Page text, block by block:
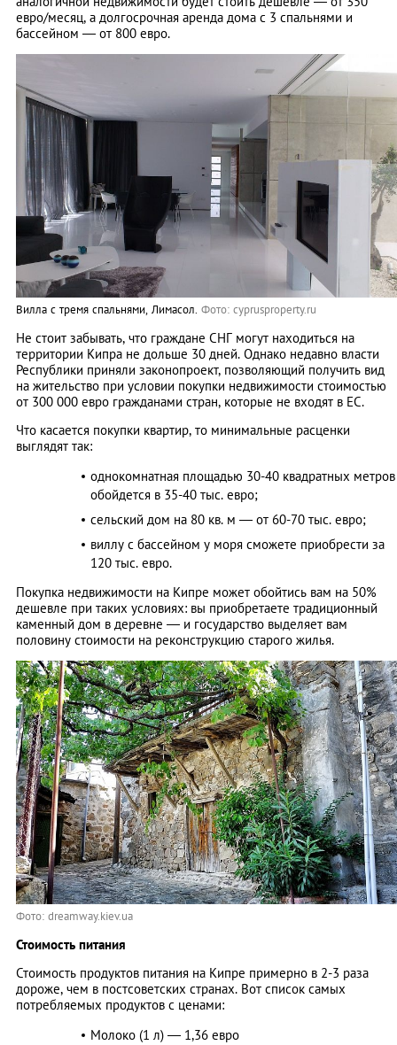
евро/месяц, а долгосрочная аренда дома с 3 спальнями и
бассейном — от 800 евро.
Вилла с тремя спальнями, Лимасол. Фото: cyprusproperty.ru
Не стоит забывать, что граждане СНГ могут находиться на
территории Кипра не дольше 30 дней. Однако недавно власти
Республики приняли законопроект, позволяющий получить вид
на жительство при условии покупки недвижимости стоимостью
от 300 000 евро гражданами стран, которые не входят в ЕС.
Что касается покупки квартир, то минимальные расценки
выглядят так:
однокомнатная площадью 30-40 квадратных метров
обойдется в 35-40 тыс. евро;
сельский дом на 80 кв. м — от 60-70 тыс. евро;
виллу с бассейном у моря сможете приобрести за
120 тыс. евро.
Покупка недвижимости на Кипре может обойтись вам на 50%
дешевле при таких условиях: вы приобретаете традиционный
каменный дом в деревне — и государство выделяет вам
половину стоимости на реконструкцию старого жилья.
Фото: dreamway.kiev.ua
Стоимость питания
Стоимость продуктов питания на Кипре примерно в 2-3 раза
дороже, чем в постсоветских странах. Вот список самых
потребляемых продуктов с ценами:
Молоко (1 л) — 1,36 евро